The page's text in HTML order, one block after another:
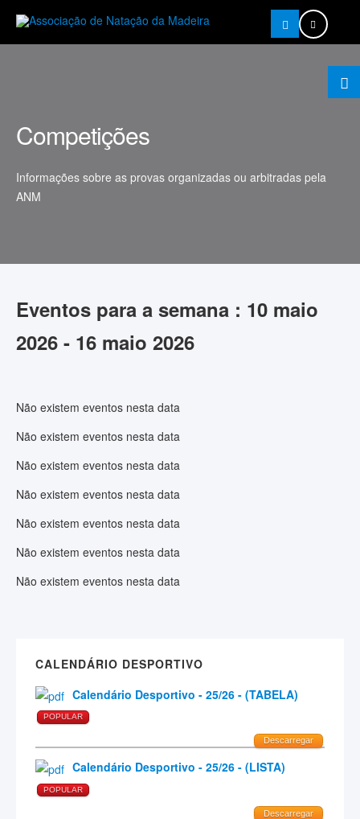
Competições
Informações sobre as provas organizadas ou arbitradas pela
ANM
Eventos para a semana : 10 maio
2026 - 16 maio 2026
Não existem eventos nesta data
Não existem eventos nesta data
Não existem eventos nesta data
Não existem eventos nesta data
Não existem eventos nesta data
Não existem eventos nesta data
Não existem eventos nesta data
CALENDÁRIO DESPORTIVO
Calendário Desportivo - 25/26 - (TABELA)
POPULAR
Descarregar
Calendário Desportivo - 25/26 - (LISTA)
POPULAR
Descarregar